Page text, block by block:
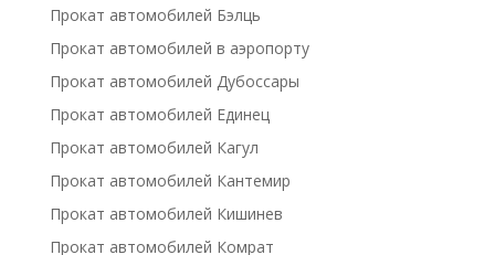
Прокат автомобилей Бэлць
Прокат автомобилей в аэропорту
Прокат автомобилей Дубоссары
Прокат автомобилей Единец
Прокат автомобилей Кагул
Прокат автомобилей Кантемир
Прокат автомобилей Кишинев
Прокат автомобилей Комрат